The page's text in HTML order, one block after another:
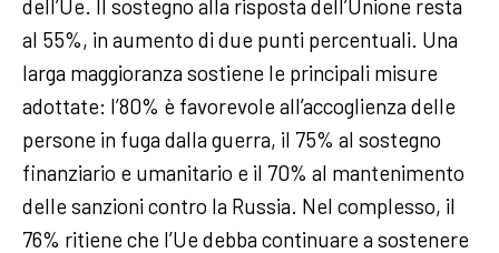
dell’Ue. Il sostegno alla risposta dell’Unione resta
al 55%, in aumento di due punti percentuali. Una
larga maggioranza sostiene le principali misure
adottate: l’80% è favorevole all’accoglienza delle
persone in fuga dalla guerra, il 75% al sostegno
finanziario e umanitario e il 70% al mantenimento
delle sanzioni contro la Russia. Nel complesso, il
76% ritiene che l’Ue debba continuare a sostenere